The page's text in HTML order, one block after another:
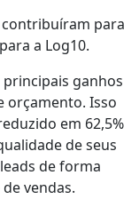
para
a Log10.
ganhos
orçamento. Isso
em 62,5%
de seus
de forma
vendas.